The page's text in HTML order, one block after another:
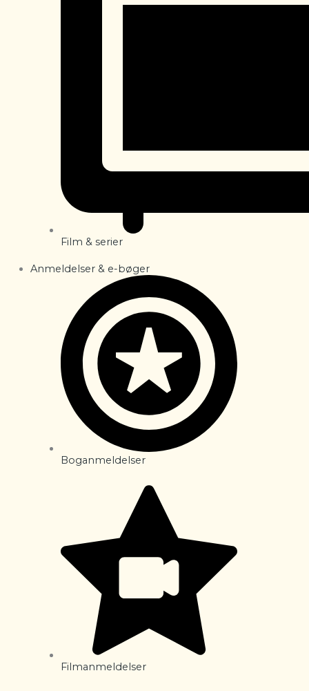
Film & serier
Anmeldelser & e-bøger
Boganmeldelser
Filmanmeldelser